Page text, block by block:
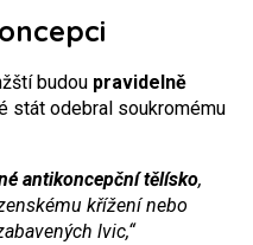
budou pravidelně
stát odebral soukromému
antikoncepční tělísko,
křížení nebo
lvic,“